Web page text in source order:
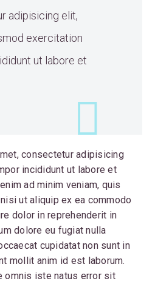
adipisicing elit,
exercitation
ut labore et
consectetur adipisicing
incididunt ut labore et
ad minim veniam, quis
ut aliquip ex ea commodo
dolor in reprehenderit in
dolore eu fugiat nulla
cupidatat non sunt in
mollit anim id est laborum.
omnis iste natus error sit